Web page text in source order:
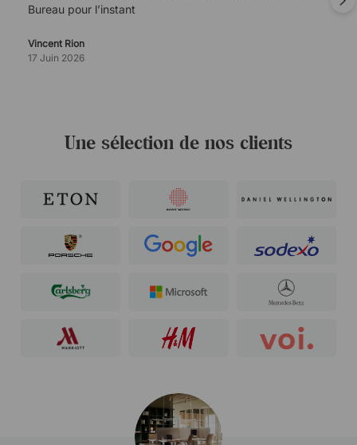
Bureau pour l’instant
Vincent Rion
17 Juin 2026
Une sélection de nos clients